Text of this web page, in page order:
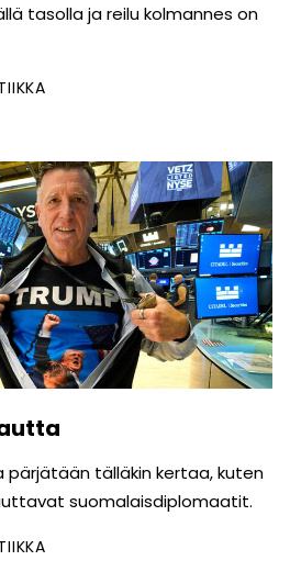
tasolla ja reilu kolmannes on
pärjätään tälläkin kertaa, kuten
suomalaisdiplomaatit.